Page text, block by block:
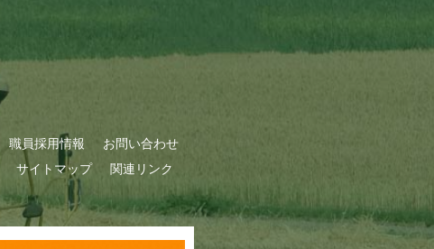
職員採用情報
お問い合わせ
サイトマップ 関連リンク